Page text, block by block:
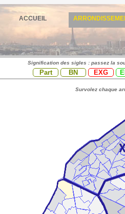
ACCUEIL
Signification des sigles : passez la
Part BN EXG
Survolez chaque